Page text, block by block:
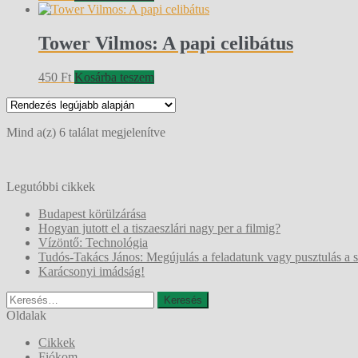
Tower Vilmos: A papi celibátus
450 Ft Kosárba teszem
Mind a(z) 6 találat megjelenítveSorted
Legutóbbi cikkek
Budapest körülzárása
Hogyan jutott el a tiszaeszlári nagy per a filmig?
Vízöntő: Technológia
Tudós-Takács János: Megújulás a feladatunk vagy pusztulás a
Karácsonyi imádság!
Keresés:
Oldalak
Cikkek